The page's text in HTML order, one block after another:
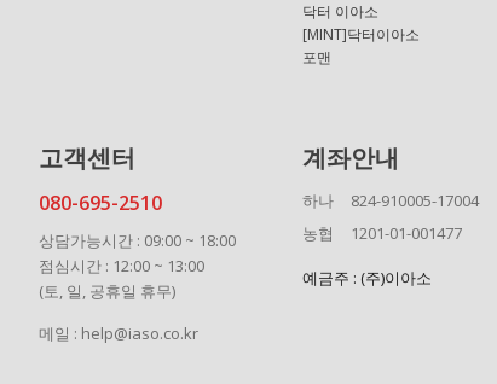
닥터 이아소
[MINT]닥터이아소
포맨
고객센터
080-695-2510
상담가능시간 : 09:00 ~ 18:00
점심시간 : 12:00 ~ 13:00
(토, 일, 공휴일 휴무)
메일 : help@iaso.co.kr
계좌안내
하나
824-910005-17004
농협
1201-01-001477
예금주 : (주)이아소